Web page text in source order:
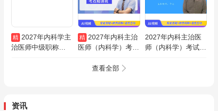
精 2027年内科学主
治医师中级职称
精 2027年内科主治
医师（内科学）考点
2027年内科主治医
师（内科学）考试经
查看全部
资讯